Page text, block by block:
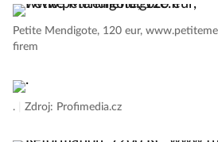
Petite Mendigote, 120 eur,
firem
. Zdroj: Profimedia.cz